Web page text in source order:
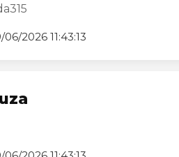
06/2026 11:43:13